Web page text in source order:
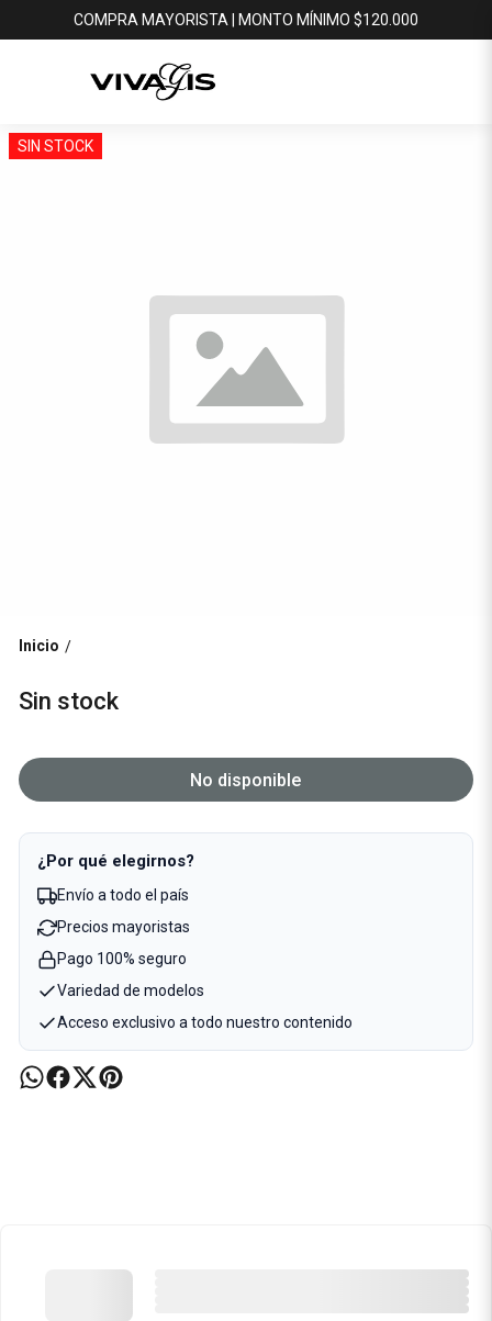
COMPRA MAYORISTA | MONTO MÍNIMO $120.000
SIN STOCK
Inicio /
Sin stock
No disponible
¿Por qué elegirnos?
Envío a todo el país
Precios mayoristas
Pago 100% seguro
Variedad de modelos
Acceso exclusivo a todo nuestro contenido